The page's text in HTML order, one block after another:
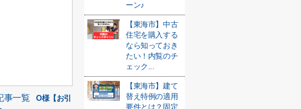
事一覧
O様【お引
ーン♪
【東海市】中古
住宅を購入する
なら知っておき
たい！内覧のチ
ェック...
【東海市】建て
替え特例の適用
要件とは？固定